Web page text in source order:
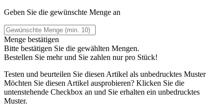
Geben Sie die gewünschte Menge an
Menge bestätigen
Bitte bestätigen Sie die gewählten Mengen.
Bestellen Sie mehr und Sie zahlen nurpro Stück!
Testen und beurteilen Sie diesen Artikel als unbedrucktes Muster
Möchten Sie diesen Artikel ausprobieren? Klicken Sie die
untenstehende Checkbox an und Sie erhalten ein unbedrucktes
Muster.